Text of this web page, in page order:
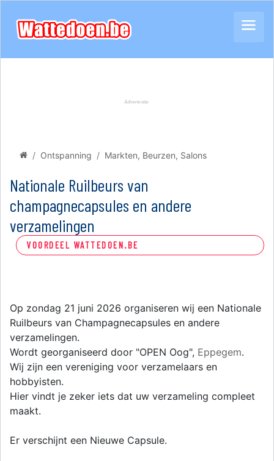
Ontspanning Markten, Beurzen, Salons
Nationale Ruilbeurs van
champagnecapsules en andere
verzamelingen
VOORDEEL WATTEDOEN.BE
Op zondag 21 juni 2026 organiseren wij een Nationale
Ruilbeurs van Champagnecapsules en andere
verzamelingen.
Wordt georganiseerd door "OPEN Oog", Eppegem.
Wij zijn een vereniging voor verzamelaars en
hobbyisten.
Hier vindt je zeker iets dat uw verzameling compleet
maakt.
Er verschijnt een Nieuwe Capsule.